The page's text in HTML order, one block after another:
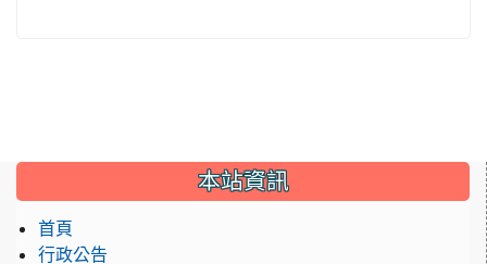
::: 本站資訊
首頁
行政公告